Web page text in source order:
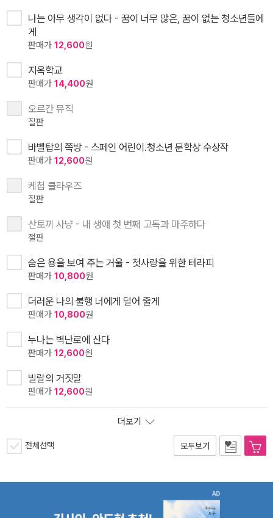
나는 아무 생각이 없다 - 꿈이 너무 많은, 꿈이 없는 청소년들에
게
판매가 12,600원
지옥학교
판매가 14,400원
오르간 뮤직
절판
바벨탑의 쪽방 - 스페인 어린이.청소년 문학상 수상작
판매가 12,600원
케첩 클라우즈
절판
산토끼 사냥 - 내 생애 첫 번째 고독과 마주하다
절판
숨은 용을 보여 주는 거울 - 첫사랑을 위한 테라피
판매가 10,800원
더러운 나의 불행 너에게 덜어 줄게
판매가 10,800원
누나는 벽난로에 산다
판매가 12,600원
빌랄의 거짓말
판매가 12,600원
더보기
전체선택 모두보기